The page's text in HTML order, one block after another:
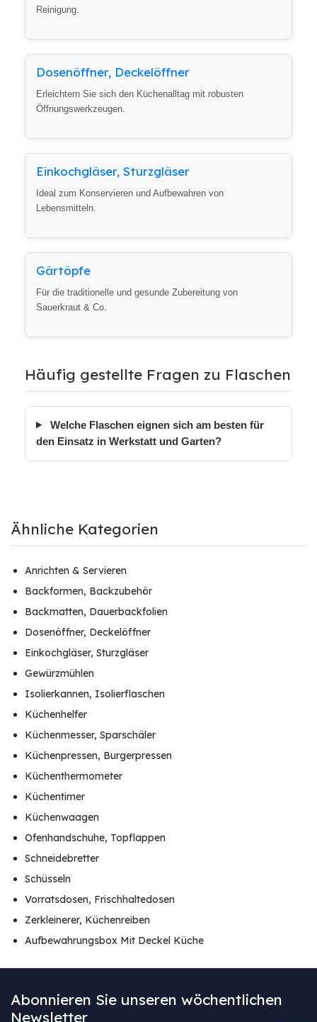
Reinigung.
Dosenöffner, Deckelöffner
Erleichtern Sie sich den Küchenalltag mit robusten
Öffnungswerkzeugen.
Einkochgläser, Sturzgläser
Ideal zum Konservieren und Aufbewahren von
Lebensmitteln.
Gärtöpfe
Für die traditionelle und gesunde Zubereitung von
Sauerkraut & Co.
Häufig gestellte Fragen zu Flaschen
Welche Flaschen eignen sich am besten für
den Einsatz in Werkstatt und Garten?
Ähnliche Kategorien
Anrichten & Servieren
Backformen, Backzubehör
Backmatten, Dauerbackfolien
Dosenöffner, Deckelöffner
Einkochgläser, Sturzgläser
Gewürzmühlen
Isolierkannen, Isolierflaschen
Küchenhelfer
Küchenmesser, Sparschäler
Küchenpressen, Burgerpressen
Küchenthermometer
Küchentimer
Küchenwaagen
Ofenhandschuhe, Topflappen
Schneidebretter
Schüsseln
Vorratsdosen, Frischhaltedosen
Zerkleinerer, Küchenreiben
Aufbewahrungsbox Mit Deckel Küche
Abonnieren Sie unseren wöchentlichen
Newsletter